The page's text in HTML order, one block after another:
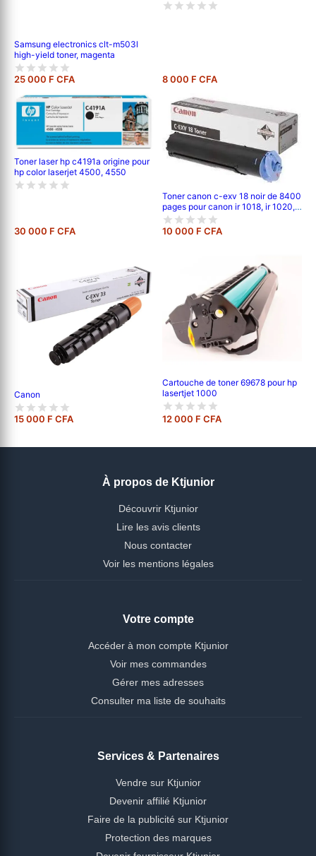
Samsung electronics clt-m503l
high-yield toner, magenta
25 000 F CFA 8 000 F CFA
Toner laser hp c4191a origine pour
hp color laserjet 4500, 4550
30 000 F CFA
Toner canon c-exv 18 noir de 8400
pages pour canon ir 1018, ir 1020, ir
1022, ir 1024
10 000 F CFA
Canon
15 000 F CFA
Cartouche de toner 69678 pour hp
lasertjet 1000
12 000 F CFA
À propos de Ktjunior
Découvrir Ktjunior
Lire les avis clients
Nous contacter
Voir les mentions légales
Votre compte
Accéder à mon compte Ktjunior
Voir mes commandes
Gérer mes adresses
Consulter ma liste de souhaits
Services & Partenaires
Vendre sur Ktjunior
Devenir affilié Ktjunior
Faire de la publicité sur Ktjunior
Protection des marques